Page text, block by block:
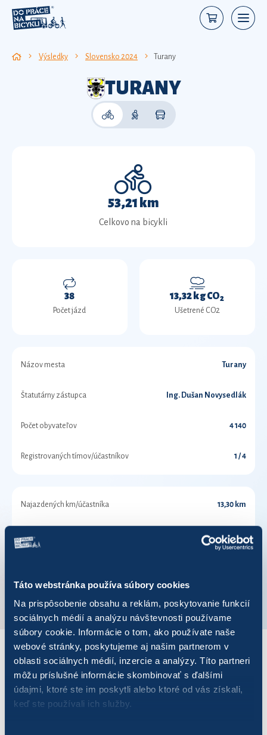
Táto webstránka používa súbory cookies
Na prispôsobenie obsahu a reklám, poskytovanie funkcií
sociálnych médií a analýzu návštevnosti používame
súbory cookie. Informácie o tom, ako používate naše
webové stránky, poskytujeme aj našim partnerom v
oblasti sociálnych médií, inzercie a analýzy. Títo partneri
môžu príslušné informácie skombinovať s ďalšími
údajmi, ktoré ste im poskytli alebo ktoré od vás získali,
keď ste používali ich služby.
Výsledky Slovensko 2024 Turany
TURANY
53,21 km
Celkovo na bicykli
38
Počet jázd
13,32 kg CO2
Ušetrené CO2
Názov mesta Turany
Štatutárny zástupca Ing. Dušan Novysedlák
Počet obyvateľov 4 140
Registrovaných tímov/účastníkov 1 / 4
Najazdených km/účastníka 13,30 km
Koordinátor mesta Peter Kračmer
VÝSLEDKY PRE ROK 2024
Zobraziť výsledkov